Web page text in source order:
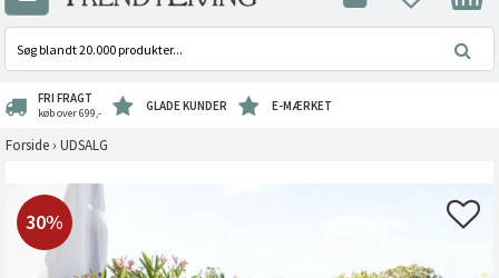
FRI FRAGT
køb over 699,- GLADE KUNDER E-MÆRKET
Forside › UDSALG
30%